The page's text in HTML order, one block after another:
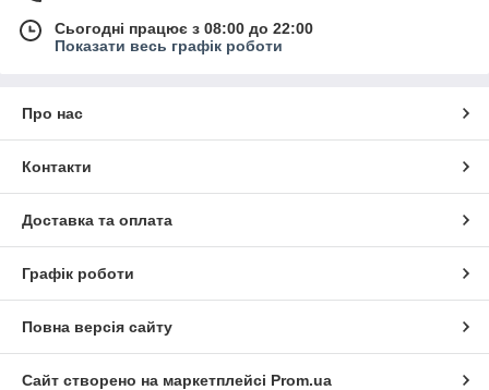
Сьогодні працює з 08:00 до 22:00
Показати весь графік роботи
Про нас
Контакти
Доставка та оплата
Графік роботи
Повна версія сайту
Сайт створено на маркетплейсі Prom.ua